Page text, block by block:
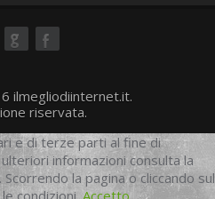
ilmegliodiinternet.it.
riservata.
e di terze parti al fine di
informazioni consulta la
. Scorrendo la pagina o cliccando sul
condizioni. Accetto